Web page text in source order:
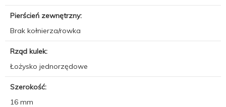
Pierścień zewnętrzny:
Brak kołnierza/rowka
Rząd kulek:
Łożysko jednorzędowe
Szerokość:
16 mm